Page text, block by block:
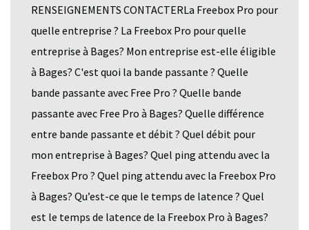
RENSEIGNEMENTS CONTACTERLa Freebox Pro pour
quelle entreprise ? La Freebox Pro pour quelle
entreprise à Bages? Mon entreprise est-elle éligible
à Bages? C'est quoi la bande passante ? Quelle
bande passante avec Free Pro ? Quelle bande
passante avec Free Pro à Bages? Quelle différence
entre bande passante et débit ? Quel débit pour
mon entreprise à Bages? Quel ping attendu avec la
Freebox Pro ? Quel ping attendu avec la Freebox Pro
à Bages? Qu’est-ce que le temps de latence ? Quel
est le temps de latence de la Freebox Pro à Bages?